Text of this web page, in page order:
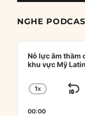
NGHE
Audio
Player
Nỗ lực âm thầm
khu vực Mỹ
CHANGE
RATE
1X
00:00